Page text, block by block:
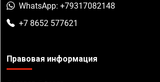
WhatsApp: +79317082148
+7 8652 577621
Правовая информация